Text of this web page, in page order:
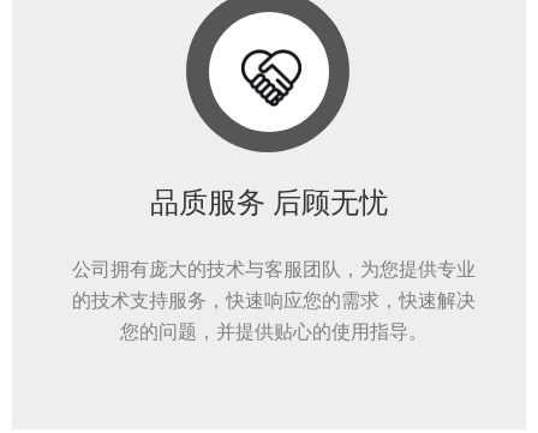
品质服务 后顾无忧
公司拥有庞大的技术与客服团队，为您提供专业
的技术支持服务，快速响应您的需求，快速解决
您的问题，并提供贴心的使用指导。